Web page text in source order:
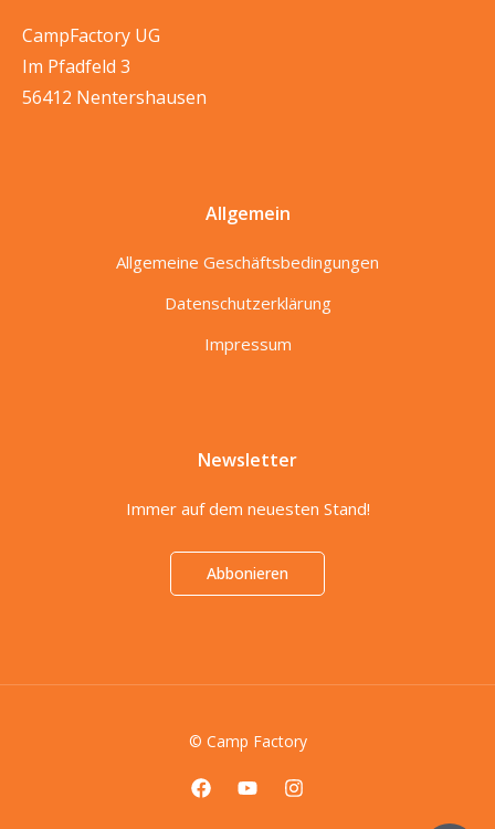
CampFactory UG
Im Pfadfeld 3
56412 Nentershausen
Allgemein
Allgemeine Geschäftsbedingungen
Datenschutzerklärung
Impressum
Newsletter
Immer auf dem neuesten Stand!
Abbonieren
© Camp Factory